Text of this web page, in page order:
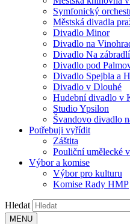
Symfonický
Městská divadla
Divadlo Minor
Divadlo na
Divadlo Na zábradlí
Divadlo pod
Divadlo Spejbla a
Divadlo v Dlouhé
Hudební divadlo v
Studio Ypsilon
Švandovo divadlo
Potřebuji vyřídit
Záštita
Pouliční umělecké
Výbor a komise
Výbor pro kulturu
Komise Rady HMP
Hledat
MENU